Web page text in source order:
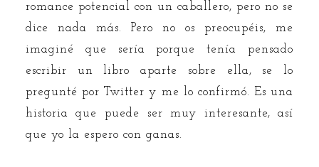
romance potencial con un caballero, pero no se
dice nada más. Pero no os preocupéis, me
imaginé que sería porque tenía pensado
escribir un libro aparte sobre ella, se lo
pregunté por Twitter y me lo confirmó. Es una
historia que puede ser muy interesante, así
que yo la espero con ganas.